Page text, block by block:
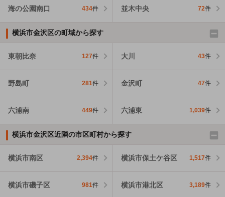
海の公園南口 434件 並木中央 72件
横浜市金沢区の町域から探す
東朝比奈 127件 大川 43件
野島町 281件 金沢町 47件
六浦南 449件 六浦東 1,039件
横浜市金沢区近隣の市区町村から探す
横浜市南区 2,394件 横浜市保土ケ谷区 1,517件
横浜市磯子区 981件 横浜市港北区 3,189件